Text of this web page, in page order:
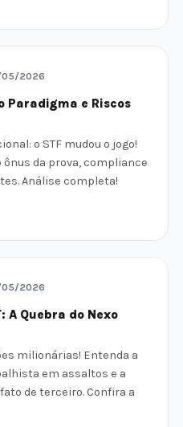
05/2026
Paradigma e Riscos
o STF mudou o jogo!
ônus da prova, compliance
Análise completa!
05/2026
A Quebra do Nexo
milionárias! Entenda a
em assaltos e a
de terceiro. Confira a